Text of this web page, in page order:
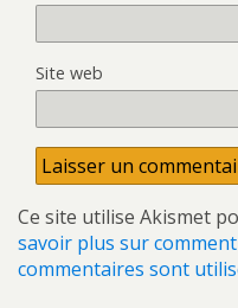
Site web
Ce site utilise Akismet
savoir plus sur
commentaires sont